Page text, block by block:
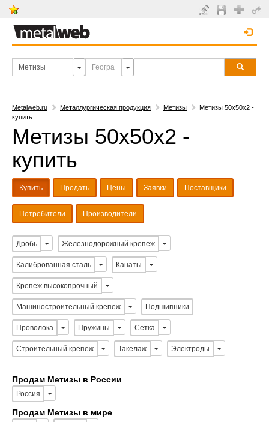
Metalweb.ru Металлургическая продукция Метизы
Метизы 50х50х2 -
купить
Метизы 50х50х2 -
купить
Купить Продать Цены Заявки Поставщики
Потребители Производители
Дробь Железнодорожный крепеж
Калиброванная сталь Канаты
Крепеж высокопрочный
Машиностроительный крепеж Подшипники
Проволока Пружины Сетка
Строительный крепеж Такелаж Электроды
Продам Метизы в России
Россия
Продам Метизы в мире